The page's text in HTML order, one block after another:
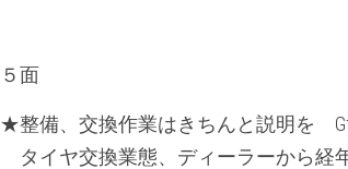
５面
★整備、交換作業はきちんと説明を　
タイヤ交換業態、ディーラーから経